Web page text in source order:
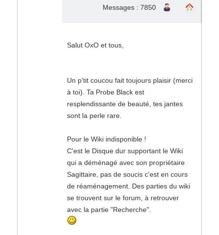
Messages : 7850
Salut OxO et tous,
Un p'tit coucou fait toujours plaisir (merci
à toi). Ta Probe Black est
resplendissante de beauté, tes jantes
sont la perle rare.
Pour le Wiki indisponible !
C'est le Disque dur supportant le Wiki
qui a déménagé avec son propriétaire
Sagittaire, pas de soucis c'est en cours
de réaménagement. Des parties du wiki
se trouvent sur le forum, à retrouver
avec la partie "Recherche".